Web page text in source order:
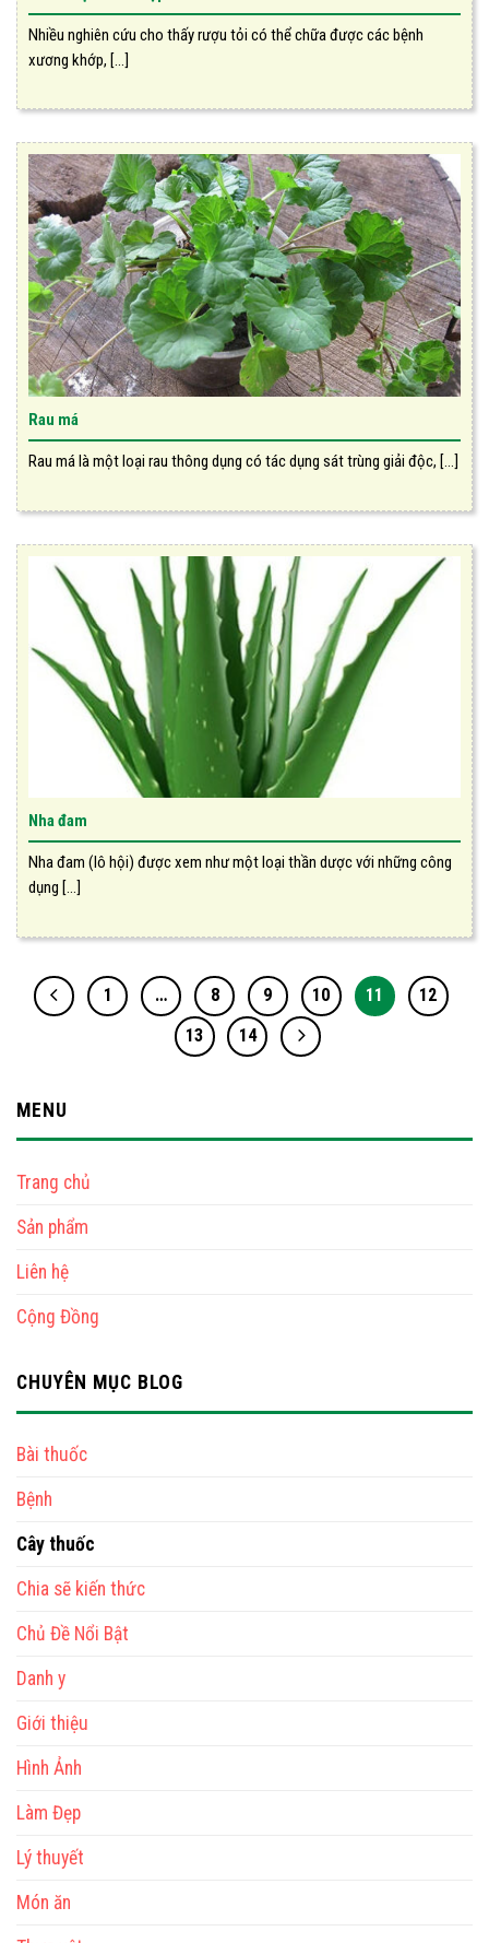
Nhiều nghiên cứu cho thấy rượu tỏi có thể chữa được các bệnh
xương khớp, [...]
Rau má
Rau má là một loại rau thông dụng có tác dụng sát trùng giải độc, [...]
Nha đam
Nha đam (lô hội) được xem như một loại thần dược với những công
dụng [...]
1 … 8 9 10 11
12
13
14
MENU
Trang chủ
Sản phẩm
Liên hệ
Cộng Đồng
CHUYÊN MỤC BLOG
Bài thuốc
Bệnh
Cây thuốc
Chia sẽ kiến thức
Chủ Đề Nổi Bật
Danh y
Giới thiệu
Hình Ảnh
Làm Đẹp
Lý thuyết
Món ăn